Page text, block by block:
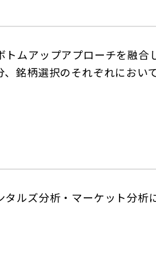
トムアップアプローチを融
銘柄選択のそれぞれにおい
ルズ分析・マーケット分